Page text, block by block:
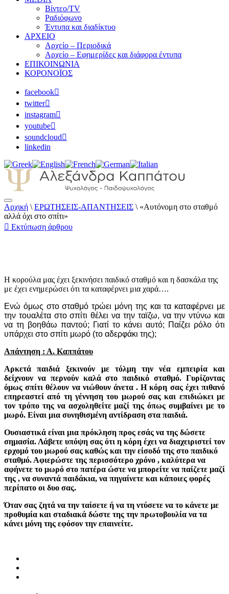
Βίντεο/TV
Ραδιόφωνο
Έντυπα και διαδίκτυο
ΑΡΧΕΙΟ
Αρχείο – Περιοδικά
Αρχείο – Εφημερίδες και διάφορα έντυπα
ΕΠΙΚΟΙΝΩΝΙΑ
ΚΟΡΟΝΟΪΟΣ
facebook
twitter
instagram
youtube
soundcloud
linkedin
Αλεξάνδρα Καππάτου Ψυχολόγος –
Παιδοψυχολόγος
Αρχική \ ΕΡΩΤΗΣΕΙΣ-ΑΠΑΝΤΗΣΕΙΣ \ «Αυτόνομη στο σταθμό
αλλά όχι στο σπίτι»
Εκτύπωση άρθρου
Η κορούλα μας έχει ξεκινήσει παιδικό σταθμό και η δασκάλα της
με έχει ενημερώσει ότι τα καταφέρνει μια χαρά….
Ενώ όμως στο σταθμό τρώει μόνη της και τα καταφέρνει με
την τουαλέτα στο σπίτι θέλει να την ταϊζω, να την ντύνω και
να τη βοηθάω παντού; Γιατί το κάνει αυτό; Παίζει ρόλο ότι
υπάρχει στο σπίτι μωρό (το αδερφάκι της);
Απάντηση : Α. Καππάτου
Αρκετά παιδιά ξεκινούν με τόλμη την νέα εμπειρία και
δείχνουν να περνούν καλά στο παιδικό σταθμό. Γυρίζοντας
όμως σπίτι θέλουν να νιώθουν άνετα . Η κόρη σας έχει πιθανό
επηρεαστεί από τη γέννηση του μωρού σας και επιδιώκει με
τον τρόπο της να ασχοληθείτε μαζί της όπως συμβαίνει με το
μωρό. Είναι μια συνηθισμένη αντίδραση στα παιδιά.
Ουσιαστικά είναι μια πρόκληση προς εσάς να της δώσετε
σημασία. Λάβετε υπόψη σας ότι η κόρη έχει να διαχειριστεί τον
ερχομό του μωρού σας καθώς και την είσοδό της στο παιδικό
σταθμό. Αφιερώστε της περισσότερο χρόνο , καλύτερα να
αφήνετε το μωρό στο πατέρα ώστε να μπορείτε να παίζετε μαζί
της , να συναντά παιδάκια, να πηγαίνετε και κάποιες φορές
περίπατο οι δυο σας.
Όταν σας ζητά να την ταίσετε ή να τη ντύσετε να το κάνετε με
προθυμία και σταδιακά δώστε της την πρωτοβουλία να τα
κάνει μόνη της εφόσον την επαινείτε.